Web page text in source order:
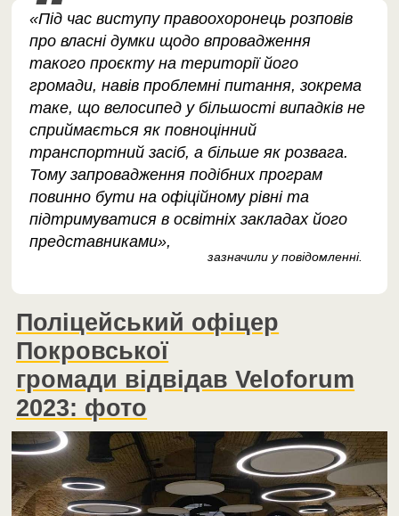
«Під час виступу правоохоронець розповів
про власні думки щодо впровадження
такого проєкту на території його
громади, навів проблемні питання, зокрема
таке, що велосипед у більшості випадків не
сприймається як повноцінний
транспортний засіб, а більше як розвага.
Тому запровадження подібних програм
повинно бути на офіційному рівні та
підтримуватися в освітніх закладах його
представниками»,
зазначили у повідомленні.
Поліцейський офіцер
Покровської
громади відвідав Veloforum
2023: фото